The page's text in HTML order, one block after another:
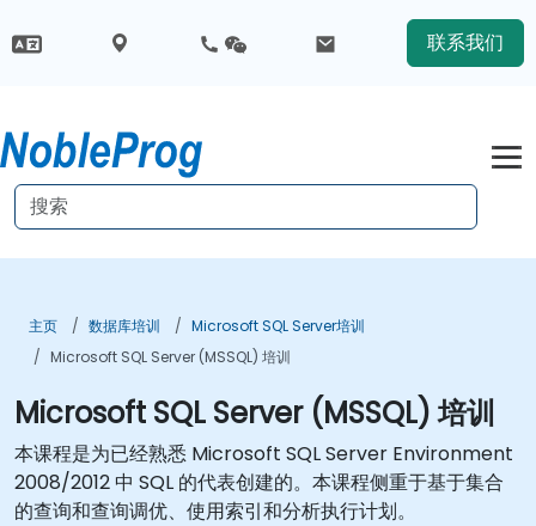
联系我们
主页 数据库培训
Microsoft SQL Server培训
Microsoft SQL Server (MSSQL) 培训
Microsoft SQL Server (MSSQL) 培训
本课程是为已经熟悉 Microsoft SQL Server Environment
2008/2012 中 SQL 的代表创建的。本课程侧重于基于集合
的查询和查询调优、使用索引和分析执行计划。